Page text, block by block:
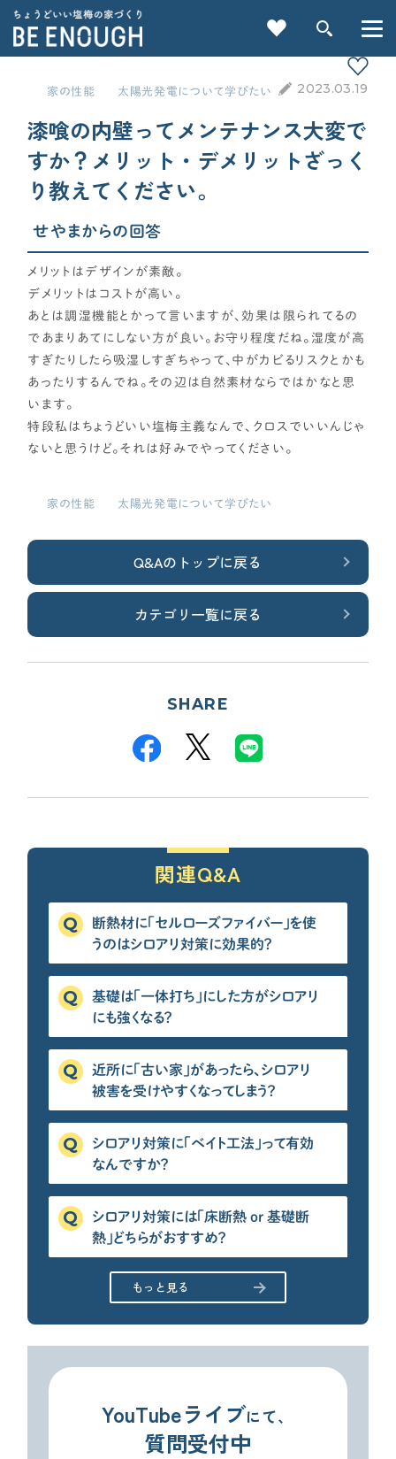
CATEGORY
カテゴリから探す
家づくりの前に
家の性能
標準仕様
工務店・HM選び
土地探し
間取り
契約後の注意点
時事ネタ・裏話
コンテンツから探す
動画で学ぶ
Q&Aで学ぶ
用語解説で学ぶ
SUPPORT
せやま印工務店プロジェクト
お役立ちツール
OTHER
せやまのきもち
工務店の方へ
各種メディアのみなさまへ
【クルー専用】ログインページ
家の性能 太陽光発電について学びたい 2023.03.19
漆喰の内壁ってメンテナンス大変で
すか？メリット・デメリットざっく
り教えてください。
せやまからの回答
メリットはデザインが素敵。
デメリットはコストが高い。
あとは調湿機能とかって言いますが、効果は限られてるの
であまりあてにしない方が良い。お守り程度だね。湿度が高
すぎたりしたら吸湿しすぎちゃって、中がカビるリスクとかも
あったりするんでね。その辺は自然素材ならではかなと思
います。
特段私はちょうどいい塩梅主義なんで、クロスでいいんじゃ
ないと思うけど。それは好みでやってください。
家の性能 太陽光発電について学びたい
Q&Aのトップに戻る
カテゴリ一覧に戻る
SHARE
関連Q&A
断熱材に「セルローズファイバー」を使
うのはシロアリ対策に効果的？
基礎は「一体打ち」にした方がシロアリ
にも強くなる？
近所に「古い家」があったら、シロアリ
被害を受けやすくなってしまう？
シロアリ対策に「ベイト工法」って有効
なんですか？
シロアリ対策には「床断熱 or 基礎断
熱」どちらがおすすめ？
もっと見る
YouTubeライブにて、
質問受付中